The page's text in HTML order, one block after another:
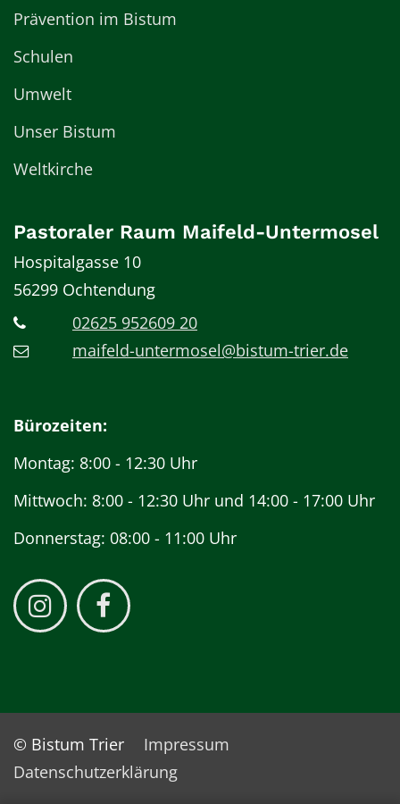
Prävention im Bistum
Schulen
Umwelt
Unser Bistum
Weltkirche
Pastoraler Raum Maifeld-Untermosel
Hospitalgasse 10
56299 Ochtendung
02625 952609 20
maifeld-untermosel@bistum-trier.de
Bürozeiten:
Montag: 8:00 - 12:30 Uhr
Mittwoch: 8:00 - 12:30 Uhr und 14:00 - 17:00 Uhr
Donnerstag: 08:00 - 11:00 Uhr
© Bistum Trier
Impressum
Datenschutzerklärung